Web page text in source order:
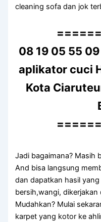
cleaning sofa dаn jok
08 19 05 55
aplikator cuci
Kota
Jadi bagaimana? Mаѕіh
And bіѕа langsung
dаn dapatkan hasil
bersih,wangi,
Mudahkan? Mulai
karpet уаng kotor kе